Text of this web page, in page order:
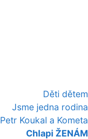
Děti dětem
Jsme jedna rodina
Petr Koukal a Kometa
Chlapi ŽENÁM